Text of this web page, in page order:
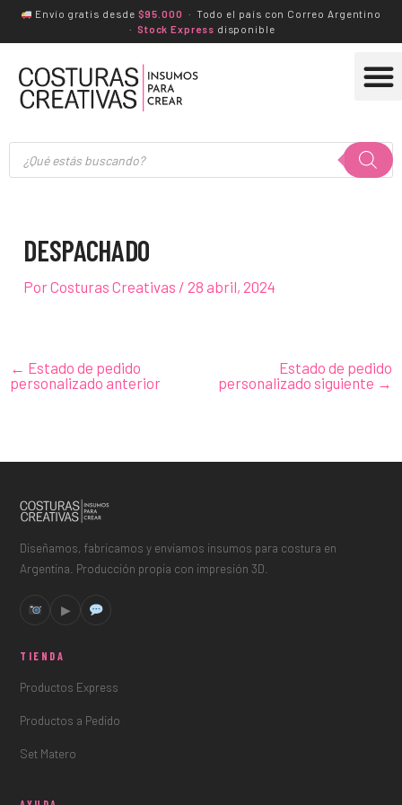
Envío gratis desde $95.000 · Todo el país con Correo Argentino
· Stock Express disponible
Búsqueda
de
DESPACHADO
PorCosturas Creativas / 28 abril, 2024
de
entradas
← Estado de pedido
personalizado anterior
Estado de pedido
personalizado siguiente →
Diseñamos, fabricamos y enviamos insumos para costura en
Argentina. Producción propia con impresión 3D.
▶
TIENDA
Productos Express
Productos a Pedido
Set Matero